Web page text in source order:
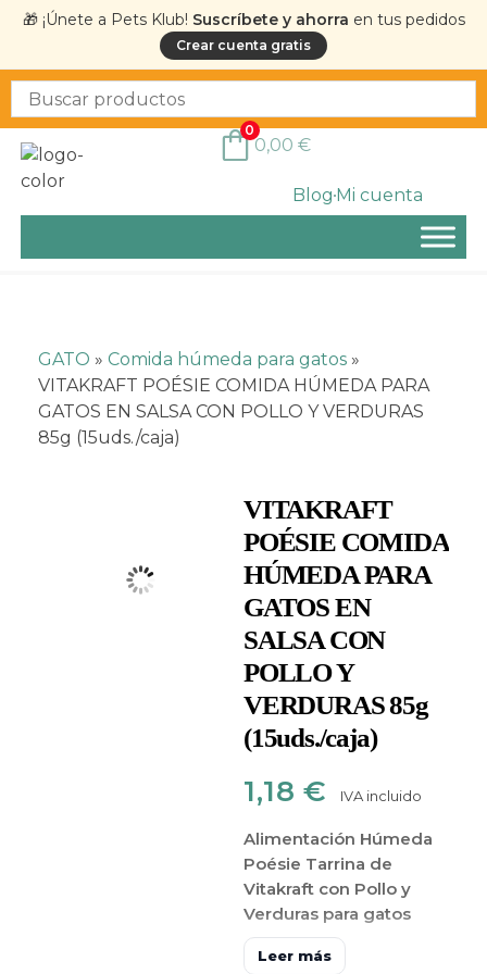
🎁 ¡Únete a Pets Klub! Suscríbete y ahorra en tus pedidos
Crear cuenta gratis
BlogMi cuenta
0
0,00 €
GATO » Comida húmeda para gatos »
VITAKRAFT POÉSIE COMIDA HÚMEDA PARA
GATOS EN SALSA CON POLLO Y VERDURAS
85g (15uds./caja)
VITAKRAFT
POÉSIE COMIDA
HÚMEDA PARA
GATOS EN
SALSA CON
POLLO Y
VERDURAS 85g
(15uds./caja)
1,18 € IVA incluido
Alimentación Húmeda
Poésie Tarrina de
Vitakraft con Pollo y
Verduras para gatos
Es alimento húmedo
Leer más